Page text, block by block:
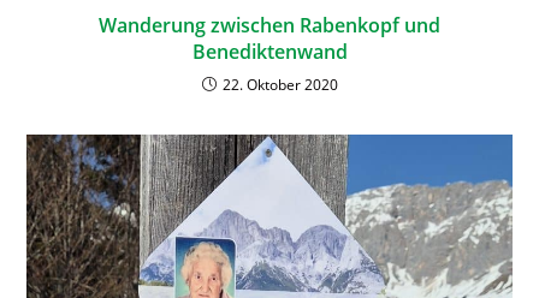
Wanderung zwischen Rabenkopf und
Benediktenwand
22. Oktober 2020